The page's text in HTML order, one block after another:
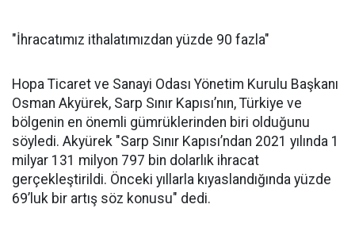
"İhracatımız ithalatımızdan yüzde 90 fazla"
Hopa Ticaret ve Sanayi Odası Yönetim Kurulu Başkanı
Osman Akyürek, Sarp Sınır Kapısı’nın, Türkiye ve
bölgenin en önemli gümrüklerinden biri olduğunu
söyledi. Akyürek "Sarp Sınır Kapısı’ndan 2021 yılında 1
milyar 131 milyon 797 bin dolarlık ihracat
gerçekleştirildi. Önceki yıllarla kıyaslandığında yüzde
69’luk bir artış söz konusu" dedi.